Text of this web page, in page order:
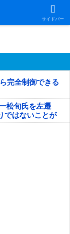
サイドバー
完全制御できる
松旬氏を左遷
ではないことが